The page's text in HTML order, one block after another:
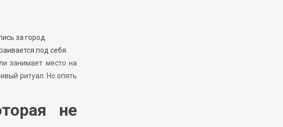
за город.
под себя.
занимает место на
ритуал. Но опять
не